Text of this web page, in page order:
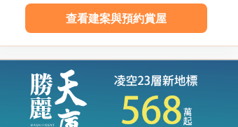
查看建案與預約賞屋